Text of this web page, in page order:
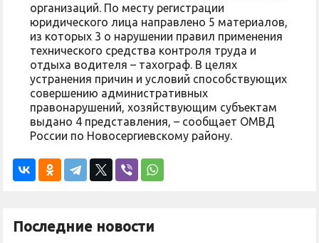
организаций. По месту регистрации
юридического лица направлено 5 материалов,
из которых 3 о нарушении правил применения
технического средства контроля труда и
отдыха водителя – тахограф. В целях
устранения причин и условий способствующих
совершению административных
правонарушений, хозяйствующим субъектам
выдано 4 представления, – сообщает ОМВД
России по Новосергиевскому району.
Последние новости